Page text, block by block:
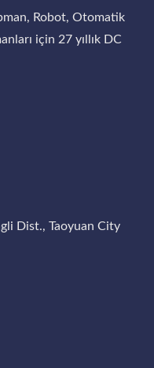
Robot, Otomatik
için 27 yıllık DC
Dist., Taoyuan City